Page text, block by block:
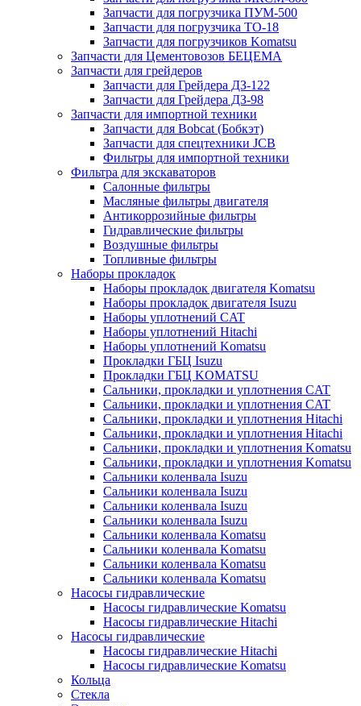
Запчасти для погрузчика ПУМ-500
Запчасти для погрузчика ТО-18
Запчасти для погрузчиков Komatsu
Запчасти для Цементовозов БЕЦЕМА
Запчасти для грейдеров
Запчасти для Грейдера ДЗ-122
Запчасти для Грейдера ДЗ-98
Запчасти для импортной техники
Запчасти для Bobcat (Бобкэт)
Запчасти для спецтехники JCB
Фильтры для импортной техники
Фильтра для экскаваторов
Салонные фильтры
Масляные фильтры двигателя
Антикоррозийные фильтры
Гидравлические фильтры
Воздушные фильтры
Топливные фильтры
Наборы прокладок
Наборы прокладок двигателя Komatsu
Наборы прокладок двигателя Isuzu
Наборы уплотнений CAT
Наборы уплотнений Hitachi
Наборы уплотнений Komatsu
Прокладки ГБЦ Isuzu
Прокладки ГБЦ KOMATSU
Сальники, прокладки и уплотнения CAT
Сальники, прокладки и уплотнения CAT
Сальники, прокладки и уплотнения Hitachi
Сальники, прокладки и уплотнения Hitachi
Сальники, прокладки и уплотнения Komatsu
Сальники, прокладки и уплотнения Komatsu
Сальники коленвала Isuzu
Сальники коленвала Isuzu
Сальники коленвала Isuzu
Сальники коленвала Isuzu
Сальники коленвала Komatsu
Сальники коленвала Komatsu
Сальники коленвала Komatsu
Сальники коленвала Komatsu
Насосы гидравлические
Насосы гидравлические Komatsu
Насосы гидравлические Hitachi
Насосы гидравлические
Насосы гидравлические Hitachi
Насосы гидравлические Komatsu
Кольца
Стекла